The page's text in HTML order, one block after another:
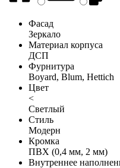
Фасад
Зеркало
Материал корпуса
ДСП
Фурнитура
Boyard, Blum, Hettich
Цвет
<
Светлый
Стиль
Модерн
Кромка
ПВХ (0,4 мм, 2 мм)
Внутреннее